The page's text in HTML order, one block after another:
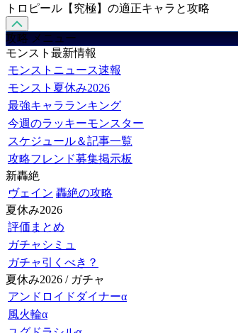
トロピール【究極】の適正キャラと攻略
攻略 メニュー
モンスト最新情報
モンストニュース速報
モンスト夏休み2026
最強キャラランキング
今週のラッキーモンスター
スケジュール＆記事一覧
攻略フレンド募集掲示板
新轟絶
ヴェイン 轟絶の攻略
夏休み2026
評価まとめ
ガチャシミュ
ガチャ引くべき？
夏休み2026 / ガチャ
アンドロイドダイナーα
風火輪α